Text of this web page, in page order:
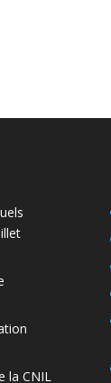
la CNIL